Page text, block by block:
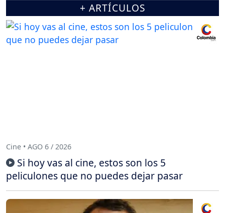
+ ARTÍCULOS
Cine • AGO 6 / 2026
Si hoy vas al cine, estos son los 5
peliculones que no puedes dejar pasar